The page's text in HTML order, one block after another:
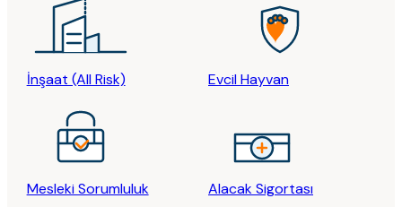
İnşaat (All Risk) Evcil Hayvan
Mesleki Sorumluluk Alacak Sigortası